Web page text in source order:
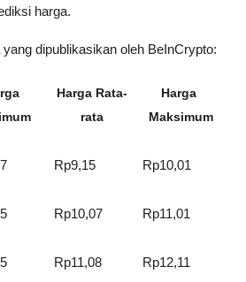
harga.
dipublikasikan oleh BeInCrypto:
Harga Rata-
rata
Harga
Maksimum
Rp9,15 Rp10,01
Rp10,07 Rp11,01
Rp11,08 Rp12,11